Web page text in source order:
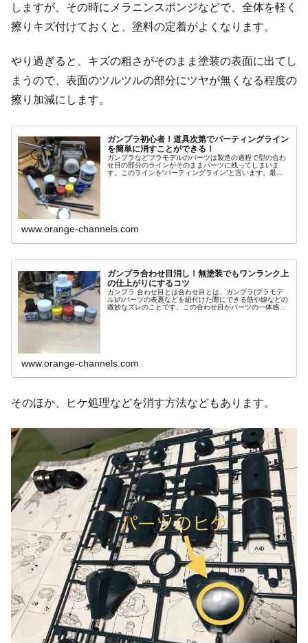
しますが、その時にメラニンスポンジなどで、全体を軽く
擦りキズ付けておくと、塗料の定着がよくなります。
やり過ぎると、キズの粗さがそのまま塗装の表面に出てし
まうので、表面のツルツルの部分にツヤが無くなる程度の
擦り加減にします。
ガンプラ初心者！道具次第でパーティングライン
を簡単に消すことができる！
ガンプラなどプラモデルのパーツは製造の過程で型の合わ
せ目の部分のラインがそのままパーツに残ってしまいま
す。このラインを“パーティングライン”と言います。最近
www.orange-channels.com
ガンプラ合わせ目消し！無塗装でもワンランク上
の仕上がりにするコツ
ガンプラ 合わせ目とは合わせ目とは、ガンプラ(プラモデ
ル)のパーツの表裏などを組付けた際にできる筋や線などの
微妙なズレのことです。この合わせ目がパーツの一体感を
www.orange-channels.com
そのほか、ヒケ処理などを消す方法などもあります。